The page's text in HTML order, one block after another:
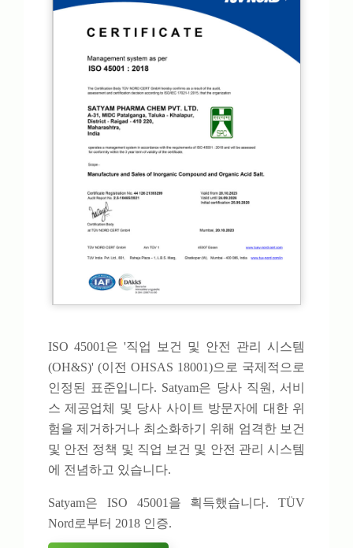
ISO 45001은 '직업 보건 및 안전 관리 시스템
(OH&S)' (이전 OHSAS 18001)으로 국제적으로
인정된 표준입니다. Satyam은 당사 직원, 서비
스 제공업체 및 당사 사이트 방문자에 대한 위
험을 제거하거나 최소화하기 위해 엄격한 보건
및 안전 정책 및 직업 보건 및 안전 관리 시스템
에 전념하고 있습니다.
Satyam은 ISO 45001을 획득했습니다. TÜV
Nord로부터 2018 인증.